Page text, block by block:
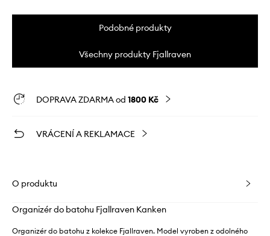
Podobné produkty
Všechny produkty Fjallraven
DOPRAVA ZDARMA od 1800 Kč
VRÁCENÍ A REKLAMACE
O produktu
Organizér do batohu Fjallraven Kanken
Organizér do batohu z kolekce Fjallraven. Model vyroben z odolného